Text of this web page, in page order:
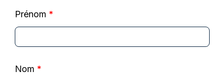
Prénom *
Nom *